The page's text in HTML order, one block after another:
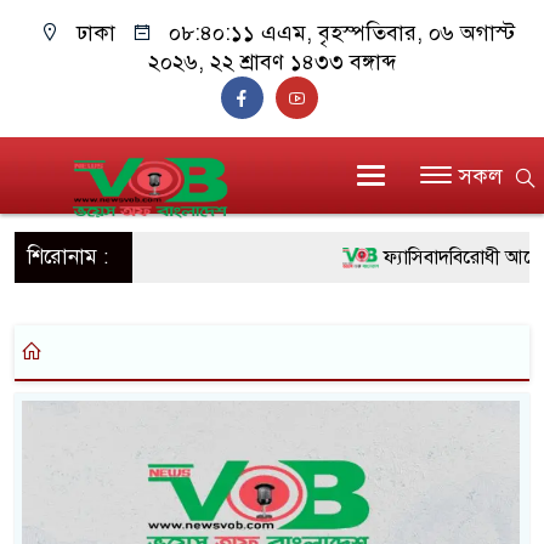
ঢাকা ০৮:৪০:১১ এএম, বৃহস্পতিবার, ০৬ অগাস্ট
২০২৬, ২২ শ্রাবণ ১৪৩৩ বঙ্গাব্দ
সকল
শিরোনাম : ফ্যাসিবাদবিরোধী
উদ্ধার